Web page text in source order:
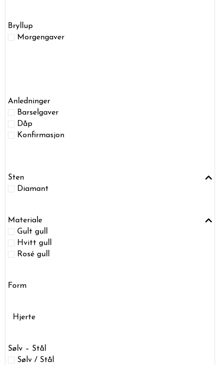
Bryllup
Morgengaver
Anledninger
Barselgaver
Dåp
Konfirmasjon
Sten
Diamant
Materiale
Gult gull
Hvitt gull
Rosé gull
Form
Hjerte
Sølv – Stål
Sølv / Stål